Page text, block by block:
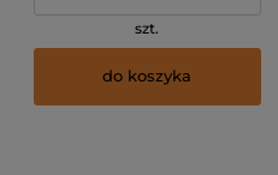
szt.
do koszyka